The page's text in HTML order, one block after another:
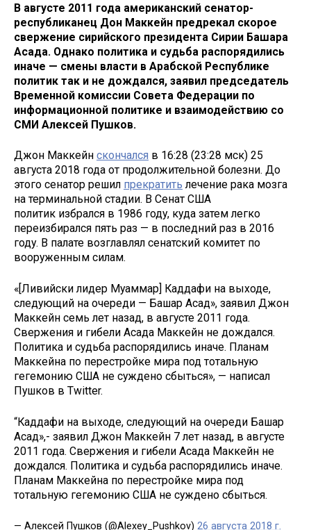
В августе 2011 года американский сенатор-
республиканец Дон Маккейн предрекал скорое
свержение сирийского президента Сирии Башара
Асада. Однако политика и судьба распорядились
иначе — смены власти в Арабской Республике
политик так и не дождался, заявил председатель
Временной комиссии Совета Федерации по
информационной политике и взаимодействию со
СМИ Алексей Пушков.
Джон Маккейн скончался в 16:28 (23:28 мск) 25
августа 2018 года от продолжительной болезни. До
этого сенатор решил прекратить лечение рака мозга
на терминальной стадии. В Сенат США
политик избрался в 1986 году, куда затем легко
переизбирался пять раз — в последний раз в 2016
году. В палате возглавлял сенатский комитет по
вооруженным силам.
«[Ливийски лидер Муаммар] Каддафи на выходе,
следующий на очереди — Башар Асад», заявил Джон
Маккейн семь лет назад, в августе 2011 года.
Свержения и гибели Асада Маккейн не дождался.
Политика и судьба распорядились иначе. Планам
Маккейна по перестройке мира под тотальную
гегемонию США не суждено сбыться», — написал
Пушков в Twitter.
“Каддафи на выходе, следующий на очереди Башар
Асад»,- заявил Джон Маккейн 7 лет назад, в августе
2011 года. Свержения и гибели Асада Маккейн не
дождался. Политика и судьба распорядились иначе.
Планам Маккейна по перестройке мира под
тотальную гегемонию США не суждено сбыться.
— Алексей Пушков (@Alexey_Pushkov) 26 августа 2018 г.